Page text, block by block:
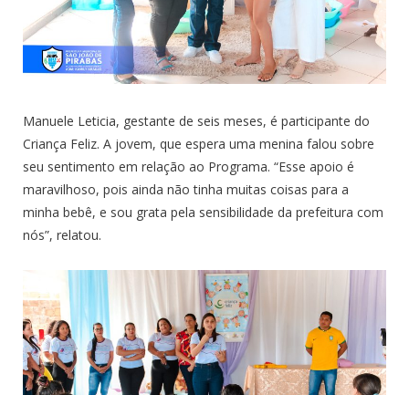
Manuele Leticia, gestante de seis meses, é participante do
Criança Feliz. A jovem, que espera uma menina falou sobre
seu sentimento em relação ao Programa. “Esse apoio é
maravilhoso, pois ainda não tinha muitas coisas para a
minha bebê, e sou grata pela sensibilidade da prefeitura com
nós”, relatou.